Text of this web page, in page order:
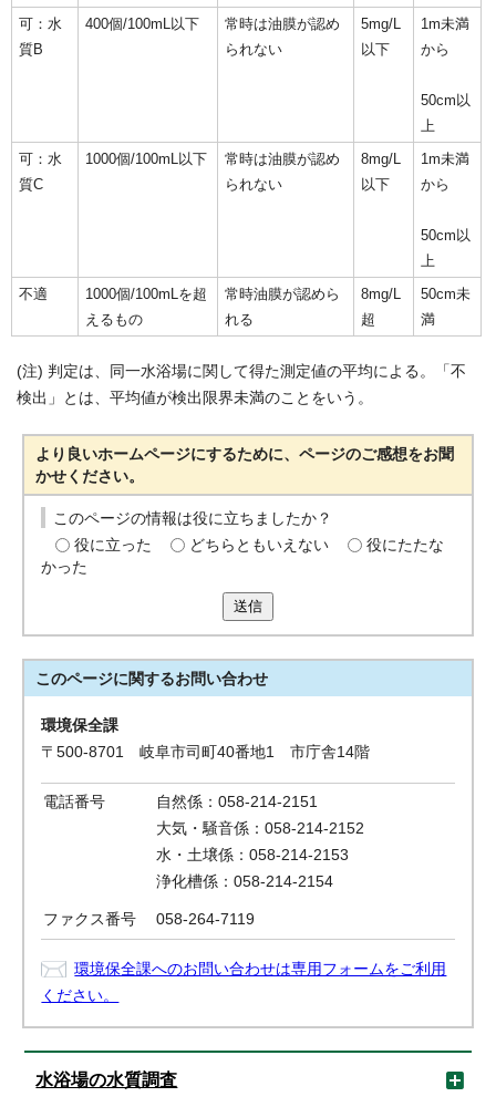
可：水
質B
400個/100mL以下
常時は油膜が認め
られない
5mg/L
以下
1m未満
から
50cm以
上
可：水
質C
1000個/100mL以下
常時は油膜が認め
られない
8mg/L
以下
1m未満
から
50cm以
上
不適
1000個/100mLを超
えるもの
常時油膜が認めら
れる
8mg/L
超
50cm未
満
(注) 判定は、同一水浴場に関して得た測定値の平均による。「不
検出」とは、平均値が検出限界未満のことをいう。
より良いホームページにするために、ページのご感想をお聞
かせください。
このページの情報は役に立ちましたか？
役に立った
どちらともいえない
役にたたな
かった
送信
このページに関するお問い合わせ
環境保全課
〒500-8701 岐阜市司町40番地1 市庁舎14階
電話番号
自然係：058-214-2151
大気・騒音係：058-214-2152
水・土壌係：058-214-2153
浄化槽係：058-214-2154
ファクス番号 058-264-7119
環境保全課へのお問い合わせは専用フォームをご利用
ください。
水浴場の水質調査